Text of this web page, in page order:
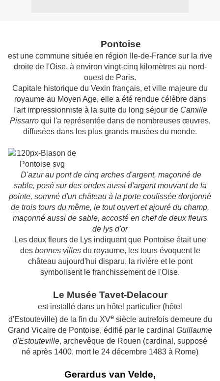
Pontoise
est une commune située en région Ile-de-France sur la rive
droite de l'Oise, à environ vingt-cinq kilomètres au nord-
ouest de Paris.
Capitale historique du Vexin français, et ville majeure du
royaume au Moyen Age, elle a été rendue célèbre dans
l'art impressionniste à la suite du long séjour de Camille
Pissarroqui l'a représentée dans de nombreuses œuvres,
diffusées dans les plus grands musées du monde.
D'azur au pont de cinq arches d'argent, maçonné de
sable, posé sur des ondes aussi d'argent mouvant de la
pointe, sommé d'un château à la porte coulissée donjonné
de trois tours du même, le tout ouvert et ajouré du champ,
maçonné aussi de sable, accosté en chef de deux fleurs
de lys d'or
Les deux fleurs de Lys indiquent que Pontoise était une
des bonnes villesdu royaume, les tours évoquent le
château aujourd'hui disparu, la rivière et le pont
symbolisent le franchissement de l'Oise.
Le Musée Tavet-Delacour
est installé dans un hôtel particulier (hôtel
d'Estouteville) de la fin du XVesiècle autrefois demeure du
Grand Vicaire de Pontoise, édifié par le cardinal Guillaume
d'Estouteville, archevêque de Rouen (cardinal, supposé
né après 1400, mort le 24 décembre 1483 à Rome)
Gerardus van Velde,